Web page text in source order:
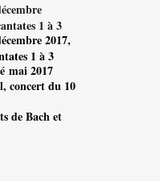
1 à 3
2017,
1 à 3
mai 2017
concert du 10
de Bach et